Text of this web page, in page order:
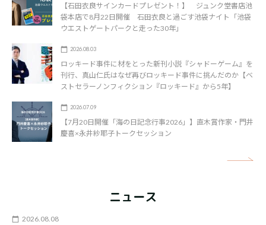
【石田衣良サインカードプレゼント！】 ジュンク堂書店池
袋本店で8月22日開催 石田衣良と過ごす池袋ナイト「池袋
ウエストゲートパークと走った30年」
2026.08.03
ロッキード事件に材をとった新刊小説『シャドーゲーム』を
刊行、真山仁氏はなぜ再びロッキード事件に挑んだのか【ベ
ストセラーノンフィクション『ロッキード』から5年】
2026.07.09
【7月20日開催「海の日記念行事2026」】直木賞作家・門井
慶喜×永井紗耶子トークセッション
ニュース
2026.08.08